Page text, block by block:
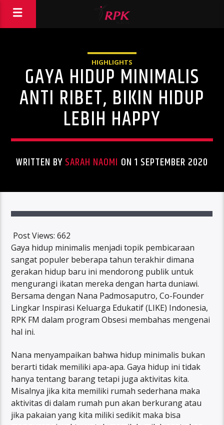
HIGHLIGHTS
GAYA HIDUP MINIMALIS
ANTI RIBET, BIKIN HIDUP
LEBIH HAPPY
WRITTEN BYSARAH NAOMI ON 1 SEPTEMBER 2020
Post Views: 662
Gaya hidup minimalis menjadi topik pembicaraan
sangat populer beberapa tahun terakhir dimana
gerakan hidup baru ini mendorong publik untuk
mengurangi ikatan mereka dengan harta duniawi.
Bersama dengan Nana Padmosaputro, Co-Founder
Lingkar Inspirasi Keluarga Edukatif (LIKE) Indonesia,
RPK FM dalam program Obsesi membahas mengenai
hal ini.
Nana menyampaikan bahwa hidup minimalis bukan
berarti tidak memiliki apa-apa. Gaya hidup ini tidak
hanya tentang barang tetapi juga aktivitas kita.
Misalnya jika kita memiliki rumah sederhana maka
aktivitas di dalam rumah pun akan berkurang atau
jika pakaian yang kita miliki sedikit maka bisa